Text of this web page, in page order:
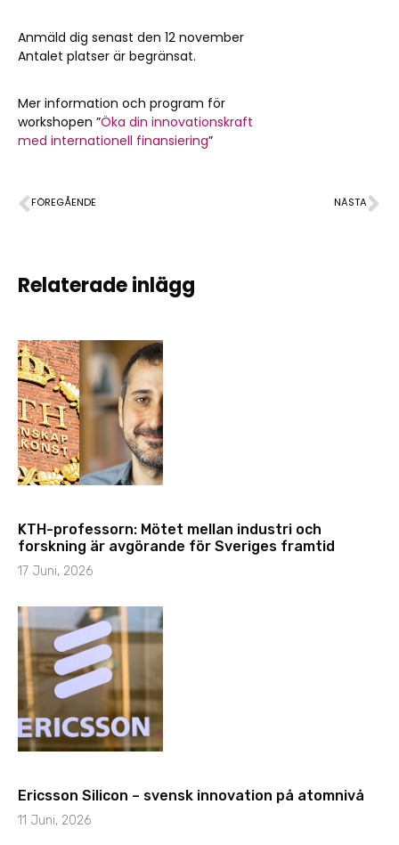
Anmäld dig senast den 12 november
Antalet platser är begränsat.
Mer information och program för
workshopen ”Öka din innovationskraft
med internationell finansiering”
FÖREGÅENDE NÄSTA
Relaterade inlägg
KTH-professorn: Mötet mellan industri och
forskning är avgörande för Sveriges framtid
17 Juni, 2026
Ericsson Silicon – svensk innovation på atomnivå
11 Juni, 2026